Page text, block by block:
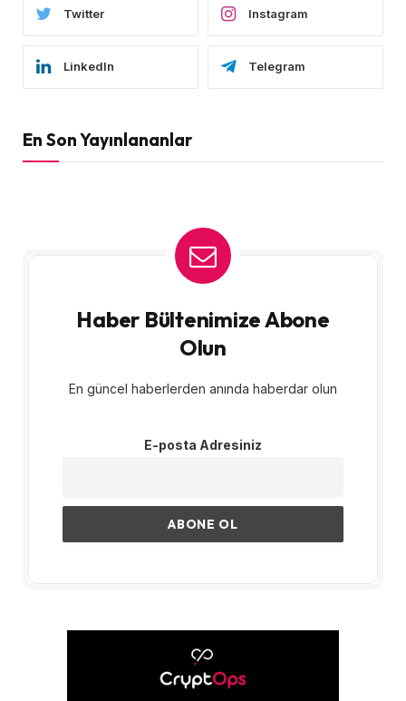
Twitter Instagram
LinkedIn Telegram
En Son Yayınlananlar
Haber Bültenimize Abone
Olun
En güncel haberlerden anında haberdar olun
E-posta Adresiniz